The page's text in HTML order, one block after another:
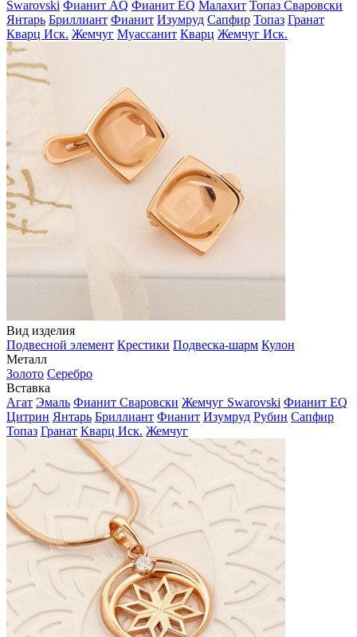
Swarovski Фианит AQ Фианит EQ Малахит Топаз Сваровски
Янтарь Бриллиант Фианит Изумруд Сапфир Топаз Гранат
Кварц Иск. Жемчуг Муассанит Кварц Жемчуг Иск.
Вид изделия
Подвесной элемент Крестики Подвеска-шарм Кулон
Металл
Золото Серебро
Вставка
Агат Эмаль Фианит Сваровски Жемчуг Swarovski Фианит EQ
Цитрин Янтарь Бриллиант Фианит Изумруд Рубин Сапфир
Топаз Гранат Кварц Иск. Жемчуг